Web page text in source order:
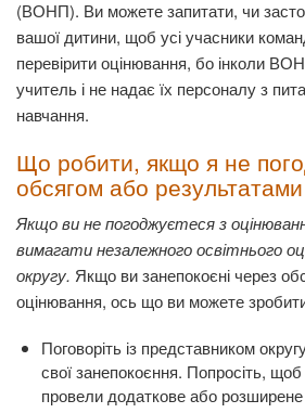
(ВОНП). Ви можете запитати, чи
вашої дитини, щоб усі учасники
перевірити оцінювання, бо інколи
учитель і не надає їх персоналу з
навчання.
Що робити, якщо я не
обсягом або
Якщо ви не погоджуєтеся з
вимагати незалежного освітнього
округу. Якщо ви занепокоєні через
оцінювання, ось що ви можете
Поговоріть із представником
свої занепокоєння. Попросіть,
провели додаткове або